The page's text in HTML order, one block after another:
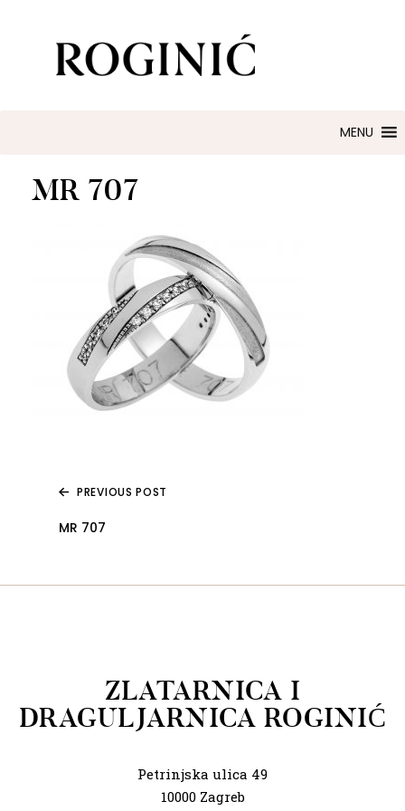
ZLATARNA ROGINIĆ
Zaručničko i vjenčano prstenje
MENU
MR 707
PREVIOUS POST
MR 707
ZLATARNICA I
DRAGULJARNICA ROGINIĆ
Petrinjska ulica 49
10000 Zagreb